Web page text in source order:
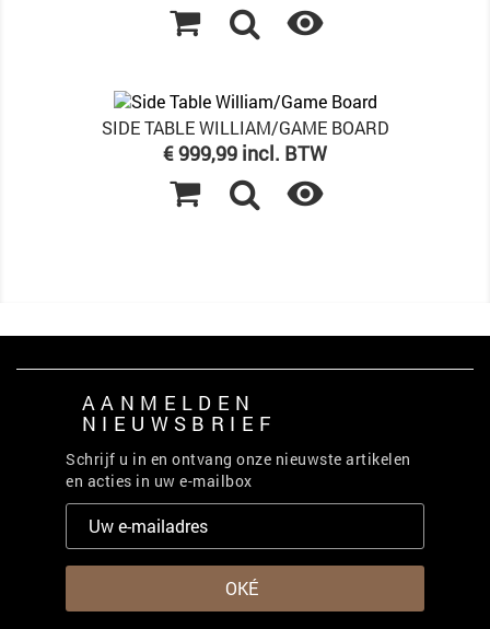

SIDE TABLE WILLIAM/GAME BOARD
Prijs
€ 999,99 incl. BTW

AANMELDEN
NIEUWSBRIEF
Schrijf u in en ontvang onze nieuwste artikelen
en acties in uw e-mailbox